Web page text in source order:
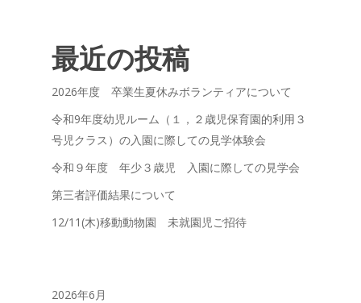
最近の投稿
2026年度 卒業生夏休みボランティアについて
令和9年度幼児ルーム（１，２歳児保育園的利用３
号児クラス）の入園に際しての見学体験会
令和９年度 年少３歳児 入園に際しての見学会
第三者評価結果について
12/11(木)移動動物園 未就園児ご招待
2026年6月